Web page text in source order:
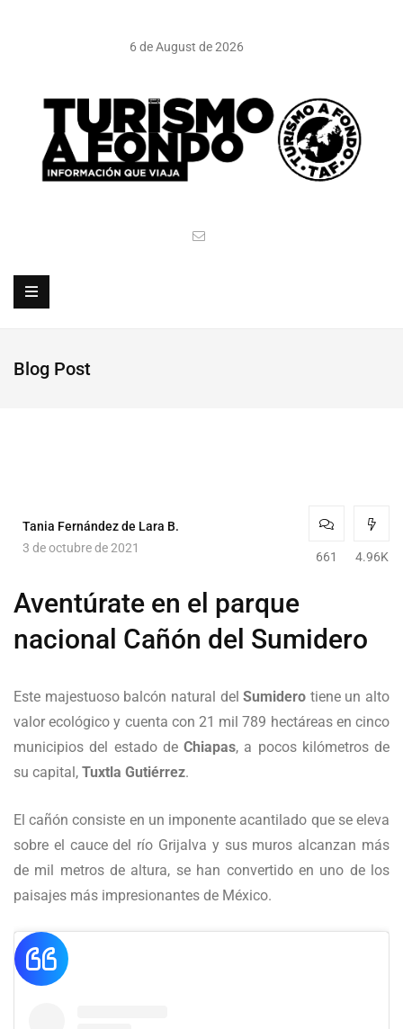
6 de August de 2026
Blog Post
Tania Fernández de Lara B.
3 de octubre de 2021
661 4.96K
Aventúrate en el parque
nacional Cañón del Sumidero
Este majestuoso balcón natural delSumidero tiene un alto
valor ecológico y cuenta con 21 mil 789 hectáreas en cinco
municipios del estado de Chiapas, a pocos kilómetros de
su capital, Tuxtla Gutiérrez.
El cañón consiste en un imponente acantilado que se eleva
sobre el cauce del río Grijalva y sus muros alcanzan más
de mil metros de altura, se han convertido en uno de los
paisajes más impresionantes de México.